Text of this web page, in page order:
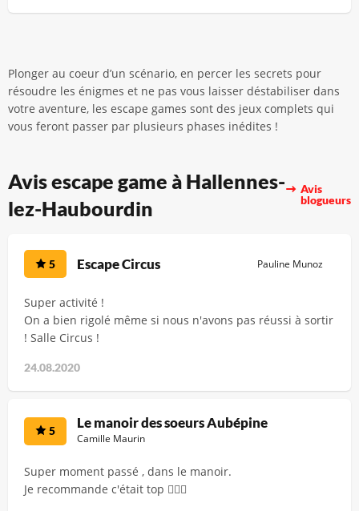
Plonger au coeur d’un scénario, en percer les secrets pour
résoudre les énigmes et ne pas vous laisser déstabiliser dans
votre aventure, les escape games sont des jeux complets qui
vous feront passer par plusieurs phases inédites !
Avis escape game à Hallennes-
lez-Haubourdin
Avis
blogueurs
5 Escape Circus Pauline Munoz
Super activité !
On a bien rigolé même si nous n'avons pas réussi à sortir
! Salle Circus !
24.08.2020
5 Le manoir des soeurs Aubépine
Camille Maurin
Super moment passé , dans le manoir.
Je recommande c'était top 👍🏼🙏